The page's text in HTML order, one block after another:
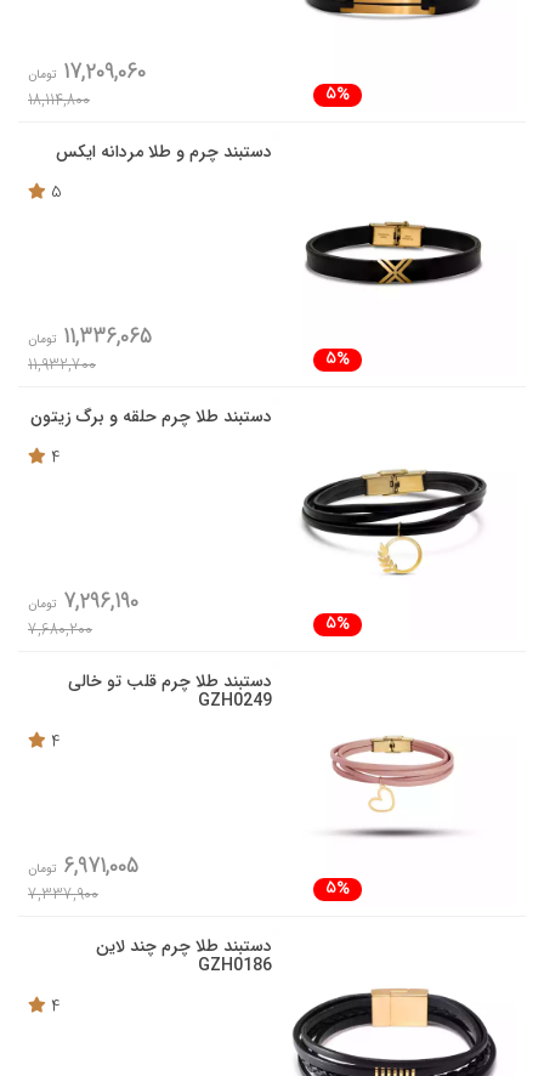
5%
17,209,060 تومان
18,114,800
دستبند چرم و طلا مردانه ایکس
5
5%
11,336,065 تومان
11,932,700
دستبند طلا چرم حلقه و برگ زیتون
4
5%
7,296,190 تومان
7,680,200
دستبند طلا چرم قلب تو خالی
GZH0249
4
5%
6,971,005 تومان
7,337,900
دستبند طلا چرم چند لاین
GZH0186
4